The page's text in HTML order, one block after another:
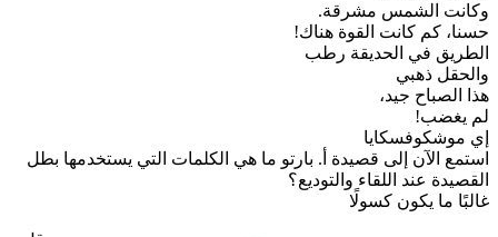
وكانت الشمس مشرقة.
حسنا، كم كانت القوة هناك!
الطريق في الحديقة رطب
والحقل ذهبي
هذا الصباح جيد،
لم يغضب!
إي موشكوفسكايا
استمع الآن إلى قصيدة أ. بارتو ما هي الكلمات التي يستخدمها بطل
القصيدة عند اللقاء والتوديع؟
غالبًا ما يكون كسولًا